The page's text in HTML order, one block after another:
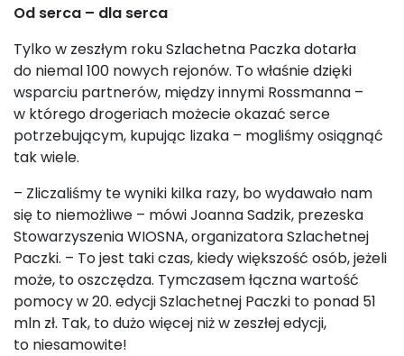
Od serca – dla serca
Tylko w zeszłym roku Szlachetna Paczka dotarła
do niemal 100 nowych rejonów. To właśnie dzięki
wsparciu partnerów, między innymi Rossmanna –
w którego drogeriach możecie okazać serce
potrzebującym, kupując lizaka – mogliśmy osiągnąć
tak wiele.
– Zliczaliśmy te wyniki kilka razy, bo wydawało nam
się to niemożliwe – mówi Joanna Sadzik, prezeska
Stowarzyszenia WIOSNA, organizatora Szlachetnej
Paczki. – To jest taki czas, kiedy większość osób, jeżeli
może, to oszczędza. Tymczasem łączna wartość
pomocy w 20. edycji Szlachetnej Paczki to ponad 51
mln zł. Tak, to dużo więcej niż w zeszłej edycji,
to niesamowite!